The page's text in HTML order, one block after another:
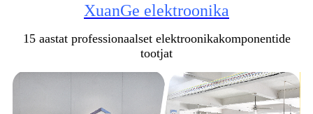
XuanGe elektroonika
15 aastat professionaalset elektroonikakomponentide
tootjat